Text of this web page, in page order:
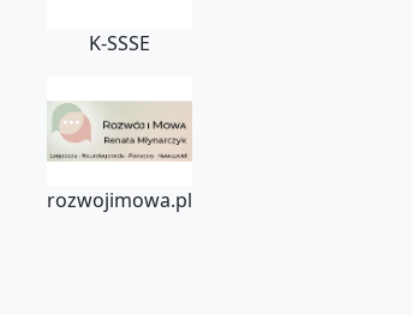
K-SSSE
rozwojimowa.pl